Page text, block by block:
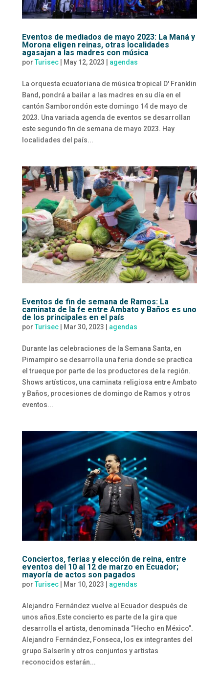
Eventos de mediados de mayo 2023: La Maná y
Morona eligen reinas, otras localidades
agasajan a las madres con música
por Turisec| May 12, 2023 agendas
La orquesta ecuatoriana de música tropical D' Franklin
Band, pondrá a bailar a las madres en su día en el
cantón Samborondón este domingo 14 de mayo de
2023. Una variada agenda de eventos se desarrollan
este segundo fin de semana de mayo 2023. Hay
localidades del país...
Eventos de fin de semana de Ramos: La
caminata de la fe entre Ambato y Baños es uno
de los principales en el país
por Turisec| Mar 30, 2023 agendas
Durante las celebraciones de la Semana Santa, en
Pimampiro se desarrolla una feria donde se practica
el trueque por parte de los productores de la región.
Shows artísticos, una caminata religiosa entre Ambato
y Baños, procesiones de domingo de Ramos y otros
eventos...
Conciertos, ferias y elección de reina, entre
eventos del 10 al 12 de marzo en Ecuador;
mayoría de actos son pagados
por Turisec| Mar 10, 2023 agendas
Alejandro Fernández vuelve al Ecuador después de
unos años.Este concierto es parte de la gira que
desarrolla el artista, denominada “Hecho en México”.
Alejandro Fernández, Fonseca, los ex integrantes del
grupo Salserín y otros conjuntos y artistas
reconocidos estarán...